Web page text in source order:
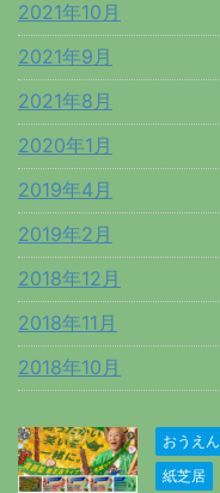
2021年10月
2021年9月
2021年8月
2020年1月
2019年4月
2019年2月
2018年12月
2018年11月
2018年10月
おうえん
紙芝居